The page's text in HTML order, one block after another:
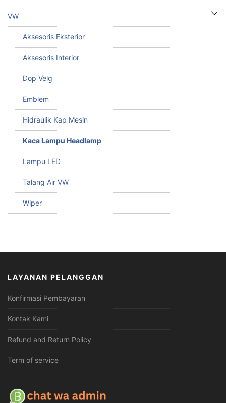
VW
Aksesoris Eksterior
Aksesoris Interior
Dop Velg
Emblem
Hidraulik Kap Mesin
Kaca Lampu Headlamp
Lampu LED
Talang Air VW
Wiper
LAYANAN PELANGGAN
Konfirmasi Pembayaran
Kontak Kami
Refund and Return Policy
Term of service